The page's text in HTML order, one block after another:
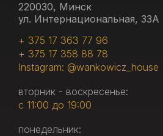
220030, Минск
ул. Интернациональная, 33А
+ 375 17 363 77 96
+ 375 17 358 88 78
Instagram: @wankowicz_house
вторник - воскресенье:
с 11:00 до 19:00
понедельник: